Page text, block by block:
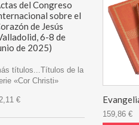
del Congreso
sobre el
de Jesús
6-8 de
de 2025)
títulos...Títulos de la
«Cor Christi»
€
159,86 €